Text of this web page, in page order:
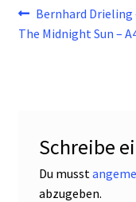
Vorheriger
Beitrag:
Bernhard Drieling
The Midnight Sun –
Schreibe
Du musst
abzugeben.